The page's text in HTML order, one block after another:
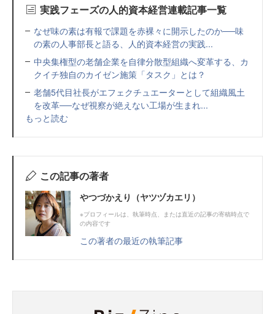
実践フェーズの人的資本経営連載記事一覧
なぜ味の素は有報で課題を赤裸々に開示したのか──味
の素の人事部長と語る、人的資本経営の実践...
中央集権型の老舗企業を自律分散型組織へ変革する、カ
クイチ独自のカイゼン施策「タスク」とは？
老舗5代目社長がエフェクチュエーターとして組織風土
を改革──なぜ視察が絶えない工場が生まれ...
もっと読む
この記事の著者
やつづかえり（ヤツヅカエリ）
※プロフィールは、執筆時点、または直近の記事の寄稿時点で
の内容です
この著者の最近の執筆記事